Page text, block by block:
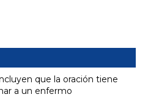
que la oración tiene
a un enfermo